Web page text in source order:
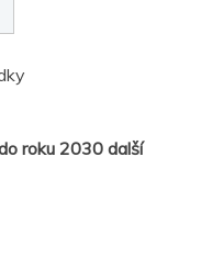
roku 2030 další